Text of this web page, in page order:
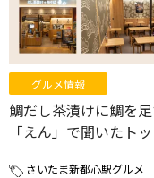
グルメ情報
鯛だし茶漬けに鯛を
「えん」で聞いたト
さいたま新都心駅グルメ